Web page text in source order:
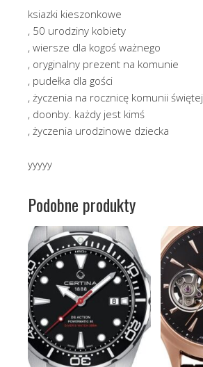
ksiazki kieszonkowe
, 50 urodziny kobiety
, wiersze dla kogoś ważnego
, oryginalny prezent na komunie
, pudełka dla gości
, życzenia na rocznicę komunii świętej
, doonby. każdy jest kimś
, życzenia urodzinowe dziecka
yyyyy
Podobne produkty